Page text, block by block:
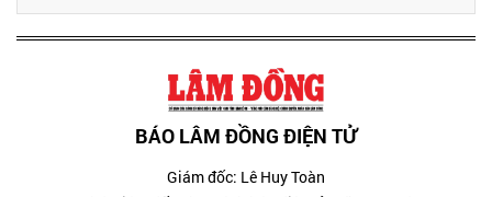
BÁO LÂM ĐỒNG ĐIỆN TỬ
Giám đốc: Lê Huy Toàn